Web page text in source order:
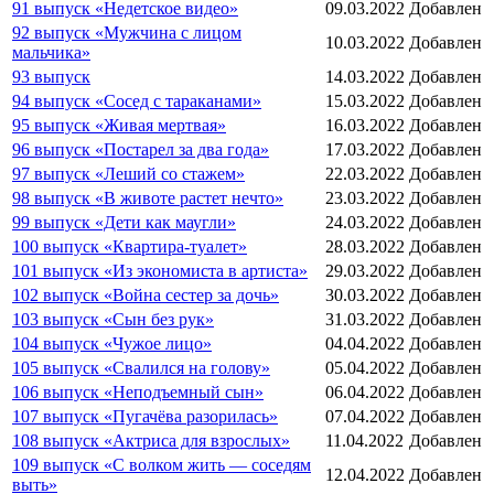
91 выпуск «Недетское видео» 09.03.2022 Добавлен
92 выпуск «Мужчина с лицом
мальчика»
10.03.2022 Добавлен
93 выпуск
14.03.2022 Добавлен
94 выпуск «Сосед с тараканами»
15.03.2022 Добавлен
95 выпуск «Живая мертвая»
16.03.2022 Добавлен
96 выпуск «Постарел за два года»
17.03.2022 Добавлен
97 выпуск «Леший со стажем»
22.03.2022 Добавлен
98 выпуск «В животе растет нечто»
23.03.2022 Добавлен
99 выпуск «Дети как маугли»
24.03.2022 Добавлен
100 выпуск «Квартира-туалет»
28.03.2022 Добавлен
101 выпуск «Из экономиста в артиста»
29.03.2022 Добавлен
102 выпуск «Война сестер за дочь»
30.03.2022 Добавлен
103 выпуск «Сын без рук»
31.03.2022 Добавлен
104 выпуск «Чужое лицо»
04.04.2022 Добавлен
105 выпуск «Свалился на голову»
05.04.2022 Добавлен
106 выпуск «Неподъемный сын»
06.04.2022 Добавлен
107 выпуск «Пугачёва разорилась»
07.04.2022 Добавлен
108 выпуск «Актриса для взрослых»
11.04.2022 Добавлен
109 выпуск «С волком жить — соседям
выть»
12.04.2022 Добавлен